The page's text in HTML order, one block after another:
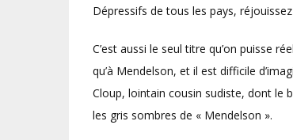
Dépressifs de tous les pays,
C’est aussi le seul titre qu’on puisse
qu’à Mendelson, et il est difficile
Cloup, lointain cousin sudiste, dont le
les gris sombres de « Mendelson ».